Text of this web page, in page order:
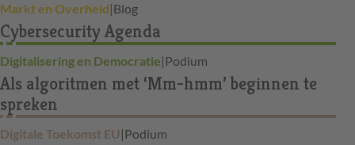
Markt en Overheid|Blog
Cybersecurity Agenda
Digitalisering en Democratie|Podium
Als algoritmen met ‘Mm-hmm’ beginnen te
spreken
Digitale Toekomst EU |Podium